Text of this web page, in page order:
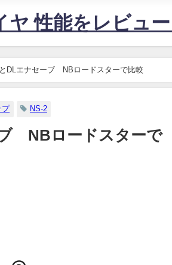
性能をレビュ
DLエナセーブ NBロードスターで比較
プ NS-2
NBロードスターで